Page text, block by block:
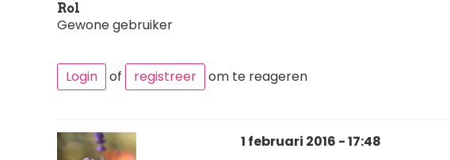
Rol
Gewone gebruiker
Login of registreer om te reageren
1 februari 2016 - 17:48